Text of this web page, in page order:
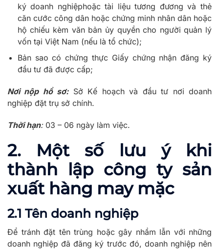
ký doanh nghiệphoặc tài liệu tương đương và thẻ
căn cước công dân hoặc chứng minh nhân dân hoặc
hộ chiếu kèm văn bản ủy quyền cho người quản lý
vốn tại Việt Nam (nếu là tổ chức);
Bản sao có chứng thực Giấy chứng nhận đăng ký
đầu tư đã được cấp;
Nơi nộp hồ sơ:Sở Kế hoạch và đầu tư nơi doanh
nghiệp đặt trụ sở chính.
Thời hạn:03 – 06 ngày làm việc.
2. Một số lưu ý khi
thành lập công ty sản
xuất hàng may mặc
2.1 Tên doanh nghiệp
Để tránh đặt tên trùng hoặc gây nhầm lẫn với những
doanh nghiệp đã đăng ký trước đó, doanh nghiệp nên